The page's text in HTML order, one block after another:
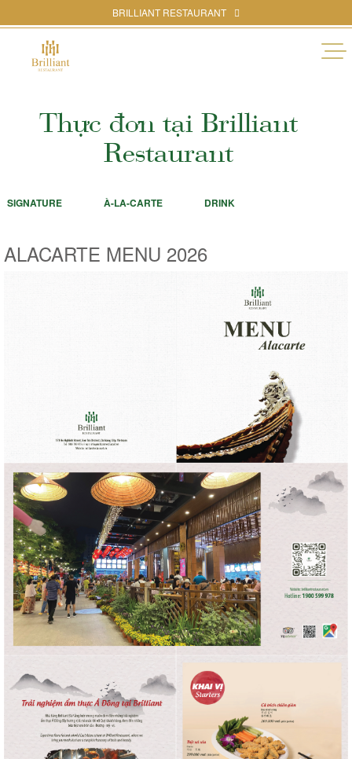
BRILLIANT RESTAURANT
Thực đơn tại Brilliant
Restaurant
SIGNATURE À-LA-CARTE DRINK
ALACARTE MENU 2026